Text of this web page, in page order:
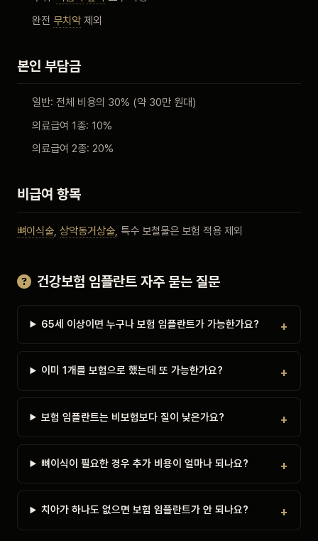
회원가입 / 로그인
완전 무치악제외
본인 부담금
일반: 전체 비용의 30% (약 30만 원대)
의료급여 1종: 10%
의료급여 2종: 20%
비급여 항목
뼈이식술 상악동거상술 , 특수 보철물은 보험 적용 제외
건강보험 임플란트 자주 묻는 질문
65세 이상이면 누구나 보험 임플란트가 가능한가요?
이미 1개를 보험으로 했는데 또 가능한가요?
보험 임플란트는 비보험보다 질이 낮은가요?
뼈이식이 필요한 경우 추가 비용이 얼마나 되나요?
치아가 하나도 없으면 보험 임플란트가 안 되나요?